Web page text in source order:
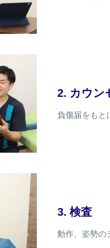
2. カウン
負傷届をもと
3. 検査
動作、姿勢の